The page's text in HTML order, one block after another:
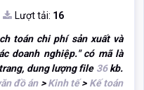
Lượt tải: 16
toán chi phí sản xuất và
doanh nghiệp." có mã là
dung lượng file 36kb.
đồ án>Kinh tế> Kế toán